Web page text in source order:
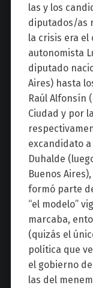
las y los
diputados/as
la crisis era el
autonomista
diputado
Aires) hasta
Raúl Alfonsín
Ciudad y por
excandidato
Duhalde
Buenos
formó parte
“el modelo”
marcaba,
(quizás el
política que
el gobierno
las del